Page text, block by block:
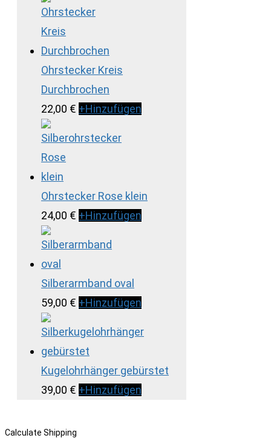
Ohrstecker Kreis
Durchbrochen
22,00 € +Hinzufügen
Ohrstecker Rose klein
24,00 € +Hinzufügen
Silberarmband oval
59,00 € +Hinzufügen
Kugelohrhänger gebürstet
39,00 € +Hinzufügen
Calculate Shipping